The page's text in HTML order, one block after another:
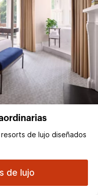
de lujo diseñados
de lujo